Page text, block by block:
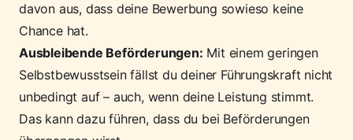
davon aus, dass deine Bewerbung sowieso keine
Chance hat.
Ausbleibende Beförderungen: Mit einem geringen
Selbstbewusstsein fällst du deiner Führungskraft nicht
unbedingt auf – auch, wenn deine Leistung stimmt.
Das kann dazu führen, dass du bei Beförderungen